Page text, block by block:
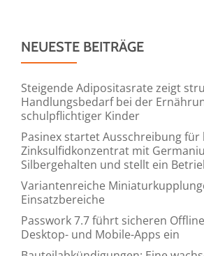
NEUESTE BEITRÄGE
Steigende Adipositasrate zeigt
Handlungsbedarf bei der
schulpflichtiger Kinder
Pasinex startet Ausschreibung für
Zinksulfidkonzentrat mit
Silbergehalten und stellt ein
Variantenreiche
Einsatzbereiche
Passwork 7.7 führt sicheren
Desktop- und Mobile-Apps ein